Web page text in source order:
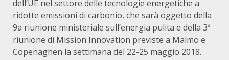
dell’UE nel settore delle tecnologie energetiche a
ridotte emissioni di carbonio, che sarà oggetto della
9a riunione ministeriale sull’energia pulita e della 3ª
riunione di Mission Innovation previste a Malmö e
Copenaghen la settimana del 22-25 maggio 2018.